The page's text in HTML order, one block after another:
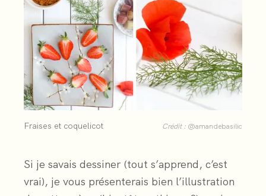
Fraises et coquelicot Crédit : @amandebasilic
Si je savais dessiner (tout s’apprend, c’est
vrai), je vous présenterais bien l’illustration